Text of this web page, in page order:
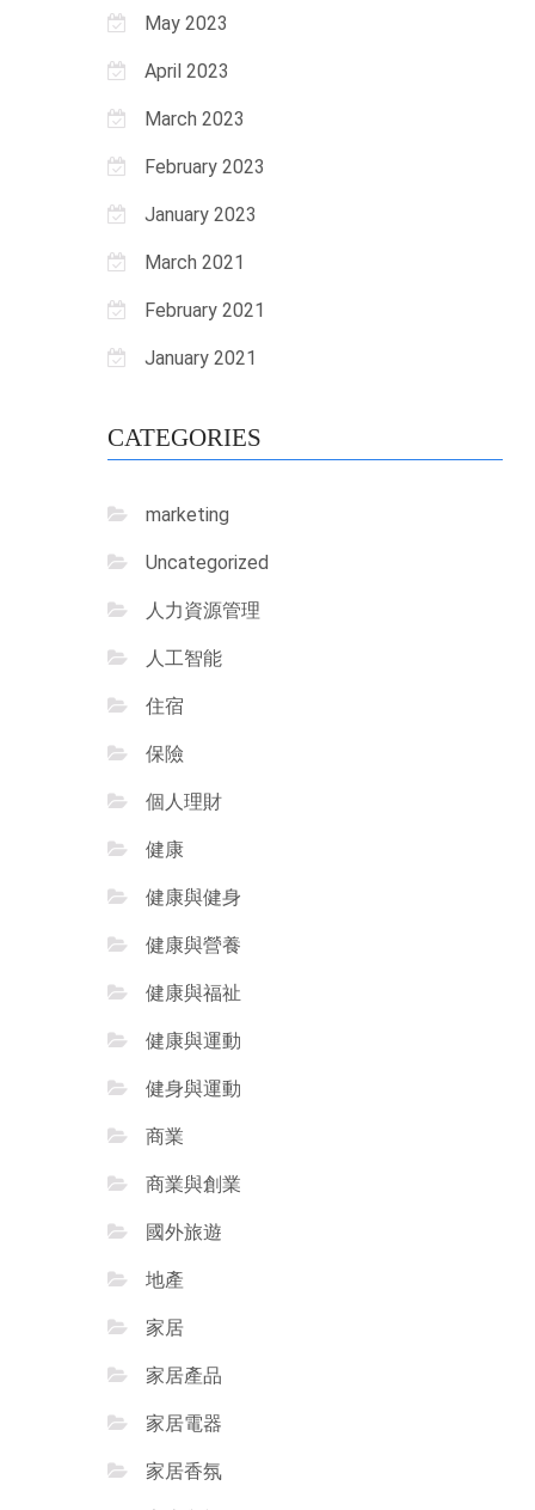
May 2023
April 2023
March 2023
February 2023
January 2023
March 2021
February 2021
January 2021
CATEGORIES
marketing
Uncategorized
人力資源管理
人工智能
住宿
保險
個人理財
健康
健康與健身
健康與營養
健康與福祉
健康與運動
健身與運動
商業
商業與創業
國外旅遊
地產
家居
家居產品
家居電器
家居香氛